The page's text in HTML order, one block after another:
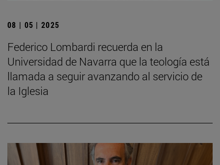
08 | 05 | 2025
Federico Lombardi recuerda en la
Universidad de Navarra que la teología está
llamada a seguir avanzando al servicio de
la Iglesia